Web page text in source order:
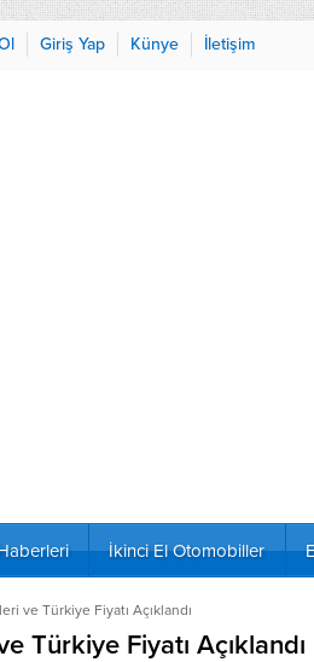
Giriş Yap Künye İletişim
İkinci El Otomobiller
ve Türkiye Fiyatı Açıklandı
Türkiye Fiyatı Açıklandı